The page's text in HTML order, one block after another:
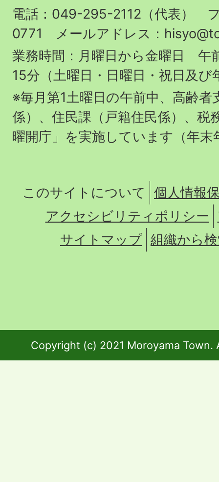
役
場
電話：049-295-2112（代表）
0771 メールアドレス：
業務時間：月曜日から金曜日 午
15分（土曜日・日曜日・祝日及び
※毎月第1土曜日の午前中、高齢者
係）、住民課（戸籍住民係）、税
曜開庁」を実施しています（年末
このサイトについて
個人情報
アクセシビリティポリシー
サイトマップ 組織から
Copyright (c) 2021 Moroyama Town.